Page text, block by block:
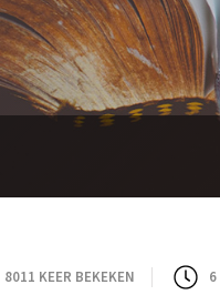
8011 KEER BEKEKEN 6